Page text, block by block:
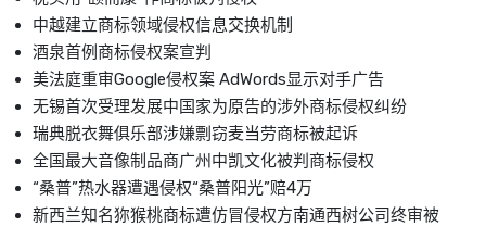
中越建立商标领域侵权信息交换机制
酒泉首例商标侵权案宣判
美法庭重审Google侵权案 AdWords显示对手广告
无锡首次受理发展中国家为原告的涉外商标侵权纠纷
瑞典脱衣舞俱乐部涉嫌剽窃麦当劳商标被起诉
全国最大音像制品商广州中凯文化被判商标侵权
“桑普”热水器遭遇侵权“桑普阳光”赔4万
新西兰知名狝猴桃商标遭仿冒侵权方南通西树公司终审被